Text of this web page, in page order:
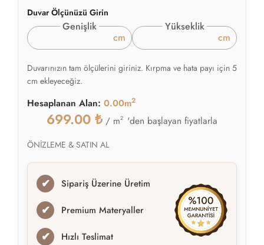
Duvar Ölçünüzü Girin
Genişlik
cm
Yükseklik
cm
Duvarınızın tam ölçülerini giriniz. Kırpma ve hata payı için 5
cm ekleyeceğiz.
Hesaplanan Alan: 0.00m2
699.00 ₺ / m2 'den başlayan fiyatlarla
ÖNİZLEME & SATIN AL
✔ Sipariş Üzerine Üretim
✔ Premium Materyaller
✔ Hızlı Teslimat